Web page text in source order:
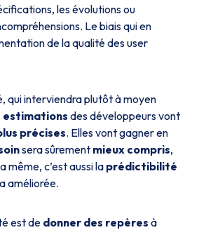
les évolutions ou
Le biais qui en
de la qualité des user
qui interviendra plutôt à moyen
estimations des développeurs vont
précises. Elles vont gagner en
sera sûrement mieux compris,
même, c’est aussi la prédictibilité
améliorée.
est de donner des repères à